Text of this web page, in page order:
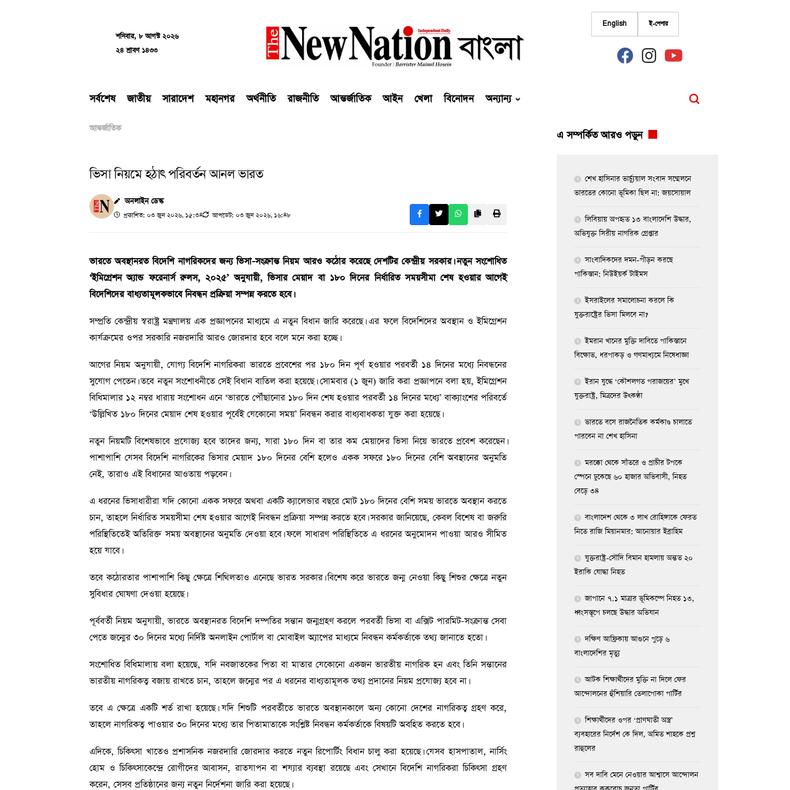
শনিবার, ৮ আগস্ট ২০২৬
২৪ শ্রাবণ ১৪৩৩
English ই-পেপার
fab
fa-
fab
fa-
fab
fa-
সর্বশেষ জাতীয় সারাদেশ মহানগর অর্থনীতি রাজনীতি আন্তর্জাতিক আইন খেলা বিনোদন অন্যান্য
আন্তর্জাতিক
ভিসা নিয়মে হঠাৎ পরিবর্তন আনল ভারত
অনলাইন ডেস্ক
প্রকাশিত: ০৩ জুন ২০২৬, ১৫:৩৪ আপডেট: ০৩ জুন ২০২৬, ১৬:৪৮
ভারতে অবস্থানরত বিদেশি নাগরিকদের জন্য ভিসা-সংক্রান্ত নিয়ম আরও কঠোর করেছে দেশটির কেন্দ্রীয় সরকার। নতুন সংশোধিত
‘ইমিগ্রেশন অ্যান্ড ফরেনার্স রুলস, ২০২৫’ অনুযায়ী, ভিসার মেয়াদ বা ১৮০ দিনের নির্ধারিত সময়সীমা শেষ হওয়ার আগেই
বিদেশিদের বাধ্যতামূলকভাবে নিবন্ধন প্রক্রিয়া সম্পন্ন করতে হবে।
সম্প্রতি কেন্দ্রীয় স্বরাষ্ট্র মন্ত্রণালয় এক প্রজ্ঞাপনের মাধ্যমে এ নতুন বিধান জারি করেছে। এর ফলে বিদেশিদের অবস্থান ও ইমিগ্রেশন
কার্যক্রমের ওপর সরকারি নজরদারি আরও জোরদার হবে বলে মনে করা হচ্ছে।
আগের নিয়ম অনুযায়ী, যোগ্য বিদেশি নাগরিকরা ভারতে প্রবেশের পর ১৮০ দিন পূর্ণ হওয়ার পরবর্তী ১৪ দিনের মধ্যে নিবন্ধনের
সুযোগ পেতেন। তবে নতুন সংশোধনীতে সেই বিধান বাতিল করা হয়েছে। সোমবার (১ জুন) জারি করা প্রজ্ঞাপনে বলা হয়, ইমিগ্রেশন
বিধিমালার ১২ নম্বর ধারায় সংশোধন এনে ‘ভারতে পৌঁছানোর ১৮০ দিন শেষ হওয়ার পরবর্তী ১৪ দিনের মধ্যে’ বাক্যাংশের পরিবর্তে
‘উল্লিখিত ১৮০ দিনের মেয়াদ শেষ হওয়ার পূর্বেই যেকোনো সময়’ নিবন্ধন করার বাধ্যবাধকতা যুক্ত করা হয়েছে।
নতুন নিয়মটি বিশেষভাবে প্রযোজ্য হবে তাদের জন্য, যারা ১৮০ দিন বা তার কম মেয়াদের ভিসা নিয়ে ভারতে প্রবেশ করেছেন।
পাশাপাশি যেসব বিদেশি নাগরিকের ভিসার মেয়াদ ১৮০ দিনের বেশি হলেও একক সফরে ১৮০ দিনের বেশি অবস্থানের অনুমতি
নেই, তারাও এই বিধানের আওতায় পড়বেন।
এ ধরনের ভিসাধারীরা যদি কোনো একক সফরে অথবা একটি ক্যালেন্ডার বছরে মোট ১৮০ দিনের বেশি সময় ভারতে অবস্থান করতে
চান, তাহলে নির্ধারিত সময়সীমা শেষ হওয়ার আগেই নিবন্ধন প্রক্রিয়া সম্পন্ন করতে হবে। সরকার জানিয়েছে, কেবল বিশেষ বা জরুরি
পরিস্থিতিতেই অতিরিক্ত সময় অবস্থানের অনুমতি দেওয়া হবে। ফলে সাধারণ পরিস্থিতিতে এ ধরনের অনুমোদন পাওয়া আরও সীমিত
হয়ে যাবে।
তবে কঠোরতার পাশাপাশি কিছু ক্ষেত্রে শিথিলতাও এনেছে ভারত সরকার। বিশেষ করে ভারতে জন্ম নেওয়া কিছু শিশুর ক্ষেত্রে নতুন
সুবিধার ঘোষণা দেওয়া হয়েছে।
পূর্ববর্তী নিয়ম অনুযায়ী, ভারতে অবস্থানরত বিদেশি দম্পতির সন্তান জন্মগ্রহণ করলে পরবর্তী ভিসা বা এক্সিট পারমিট-সংক্রান্ত সেবা
পেতে জন্মের ৩০ দিনের মধ্যে নির্দিষ্ট অনলাইন পোর্টাল বা মোবাইল অ্যাপের মাধ্যমে নিবন্ধন কর্মকর্তাকে তথ্য জানাতে হতো।
সংশোধিত বিধিমালায় বলা হয়েছে, যদি নবজাতকের পিতা বা মাতার যেকোনো একজন ভারতীয় নাগরিক হন এবং তিনি সন্তানের
ভারতীয় নাগরিকত্ব বজায় রাখতে চান, তাহলে জন্মের পর এ ধরনের বাধ্যতামূলক তথ্য প্রদানের নিয়ম প্রযোজ্য হবে না।
তবে এ ক্ষেত্রে একটি শর্ত রাখা হয়েছে। যদি শিশুটি পরবর্তীতে ভারতে অবস্থানকালে অন্য কোনো দেশের নাগরিকত্ব গ্রহণ করে,
তাহলে নাগরিকত্ব পাওয়ার ৩০ দিনের মধ্যে তার পিতামাতাকে সংশ্লিষ্ট নিবন্ধন কর্মকর্তাকে বিষয়টি অবহিত করতে হবে।
এদিকে, চিকিৎসা খাতেও প্রশাসনিক নজরদারি জোরদার করতে নতুন রিপোর্টিং বিধান চালু করা হয়েছে। যেসব হাসপাতাল, নার্সিং
হোম ও চিকিৎসাকেন্দ্রে রোগীদের আবাসন, রাতযাপন বা শয্যার ব্যবস্থা রয়েছে এবং সেখানে বিদেশি নাগরিকরা চিকিৎসা গ্রহণ
করেন, সেসব প্রতিষ্ঠানের জন্য নতুন নির্দেশনা জারি করা হয়েছে।
এ সম্পর্কিত আরও পড়ুন
শেখ হাসিনার ভার্চ্যুয়াল সংবাদ সম্মেলনে
ভারতের কোনো ভূমিকা ছিল না: জয়সোয়াল
লিবিয়ায় অপহৃত ১৩ বাংলাদেশি উদ্ধার,
অভিযুক্ত সিরীয় নাগরিক গ্রেপ্তার
সাংবাদিকদের দমন-পীড়ন করছে
পাকিস্তান: নিউইয়র্ক টাইমস
ইসরাইলের সমালোচনা করলে কি
যুক্তরাষ্ট্রের ভিসা মিলবে না?
ইমরান খানের মুক্তি দাবিতে পাকিস্তানে
বিক্ষোভ, ধরপাকড় ও গণমাধ্যমে নিষেধাজ্ঞা
ইরান যুদ্ধে ‘কৌশলগত পরাজয়ের’ মুখে
যুক্তরাষ্ট্র, মিত্রদের উৎকণ্ঠা
ভারতে বসে রাজনৈতিক কর্মকাণ্ড চালাতে
পারবেন না শেখ হাসিনা
মরক্কো থেকে সাঁতরে ও প্রাচীর টপকে
স্পেনে ঢুকেছে ৬০ হাজার অভিবাসী, নিহত
বেড়ে ৩৪
বাংলাদেশ থেকে ৩ লাখ রোহিঙ্গাকে ফেরত
নিতে রাজি মিয়ানমার: আনোয়ার ইব্রাহিম
যুক্তরাষ্ট্র-সৌদি বিমান হামলায় অন্তত ২০
ইরাকি যোদ্ধা নিহত
জাপানে ৭.১ মাত্রার ভূমিকম্পে নিহত ১৩,
ধ্বংসস্তূপে চলছে উদ্ধার অভিযান
দক্ষিণ আফ্রিকায় আগুনে পুড়ে ৬
বাংলাদেশির মৃত্যু
আটক শিক্ষার্থীদের মুক্তি না দিলে ফের
আন্দোলনের হুঁশিয়ারি তেলাপোকা পার্টির
শিক্ষার্থীদের ওপর ‘প্রাণঘাতী অস্ত্র’
ব্যবহারের নির্দেশ কে দিল, অমিত শাহকে প্রশ্ন
রাহুলের
সব দাবি মেনে নেওয়ার আশ্বাসে আন্দোলন